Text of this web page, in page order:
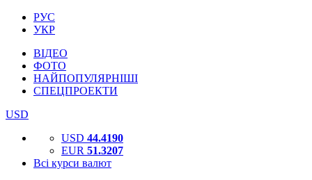
РУС
УКР
ВІДЕО
ФОТО
НАЙПОПУЛЯРНІШІ
СПЕЦПРОЕКТИ
USD
USD 44.4190
EUR 51.3207
Всі курси валют